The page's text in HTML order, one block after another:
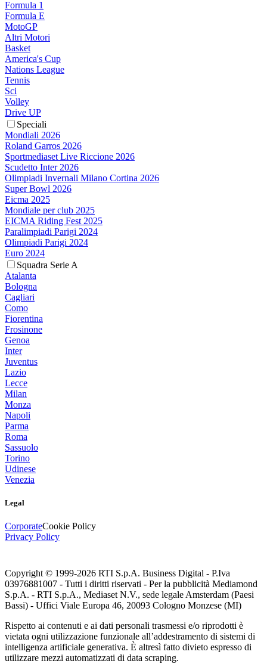
Formula 1
Formula E
MotoGP
Altri Motori
Basket
America's Cup
Nations League
Tennis
Sci
Volley
Drive UP
Speciali
Mondiali 2026
Roland Garros 2026
Sportmediaset Live Riccione 2026
Scudetto Inter 2026
Olimpiadi Invernali Milano Cortina 2026
Super Bowl 2026
Eicma 2025
Mondiale per club 2025
EICMA Riding Fest 2025
Paralimpiadi Parigi 2024
Olimpiadi Parigi 2024
Euro 2024
Squadra Serie A
Atalanta
Bologna
Cagliari
Como
Fiorentina
Frosinone
Genoa
Inter
Juventus
Lazio
Lecce
Milan
Monza
Napoli
Parma
Roma
Sassuolo
Torino
Udinese
Venezia
Legal
CorporateCookie Policy
Privacy Policy
Copyright © 1999-2026 RTI S.p.A. Business Digital - P.Iva
03976881007 - Tutti i diritti riservati - Per la pubblicità Mediamond
S.p.A. - RTI S.p.A., Mediaset N.V., sede legale Amsterdam (Paesi
Bassi) - Uffici Viale Europa 46, 20093 Cologno Monzese (MI)
Rispetto ai contenuti e ai dati personali trasmessi e/o riprodotti è
vietata ogni utilizzazione funzionale all’addestramento di sistemi di
intelligenza artificiale generativa. È altresì fatto divieto espresso di
utilizzare mezzi automatizzati di data scraping.